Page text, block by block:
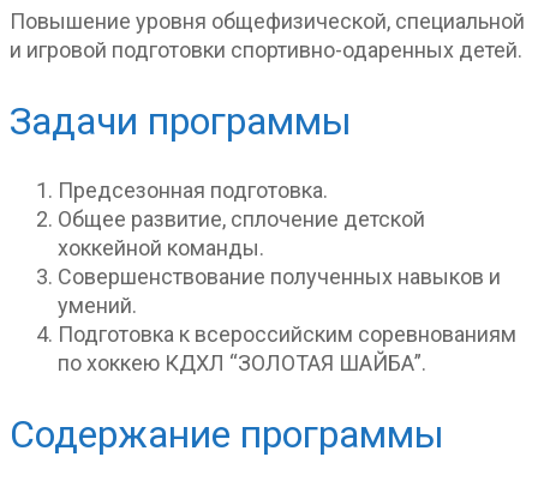
Повышение уровня общефизической, специальной
и игровой подготовки спортивно-одаренных детей.
Задачи программы
Предсезонная подготовка.
Общее развитие, сплочение детской
хоккейной команды.
Совершенствование полученных навыков и
умений.
Подготовка к всероссийским соревнованиям
по хоккею КДХЛ “ЗОЛОТАЯ ШАЙБА”.
Содержание программы